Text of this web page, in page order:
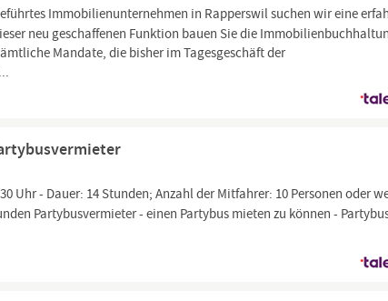
Immobilienunternehmen in Rapperswil suchen wir eine
neu geschaffenen Funktion bauen Sie die
Mandate, die bisher im Tagesgeschäft der
Uhr - Dauer: 14 Stunden; Anzahl der Mitfahrer: 10 Personen oder
Partybusvermieter - einen Partybus mieten zu können -